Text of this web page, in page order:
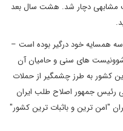
از سال 2003 به سرنوشت مشابهی دچار شد. هشت سال بعد
سه همسایه خود درگیر بوده است –
شوونیست های سنی و حامیان آن
کشور به طرز چشمگیر از حملات
جمهور اصلاح طلب ایران
"امن ترین و باثبات ترین کشور"